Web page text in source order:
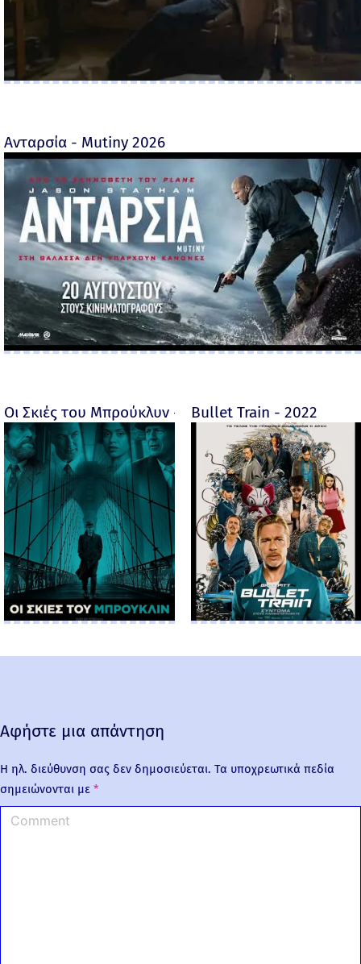
Ανταρσία - Mutiny 2026
Οι Σκιές του Μπρούκλυν - Motherless Brooklyn -
Bullet Train - 2022
Αφήστε μια απάντηση
Η ηλ. διεύθυνση σας δεν δημοσιεύεται. Τα υποχρεωτικά πεδία
σημειώνονται με *